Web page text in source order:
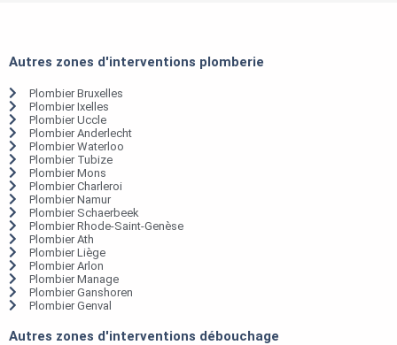
Autres zones d'interventions plomberie
Plombier Bruxelles
Plombier Ixelles
Plombier Uccle
Plombier Anderlecht
Plombier Waterloo
Plombier Tubize
Plombier Mons
Plombier Charleroi
Plombier Namur
Plombier Schaerbeek
Plombier Rhode-Saint-Genèse
Plombier Ath
Plombier Liège
Plombier Arlon
Plombier Manage
Plombier Ganshoren
Plombier Genval
Autres zones d'interventions débouchage